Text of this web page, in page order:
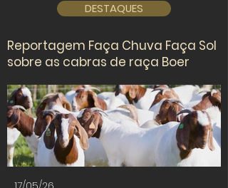
DESTAQUES
Reportagem Faça Chuva Faça Sol
sobre as cabras de raça Boer